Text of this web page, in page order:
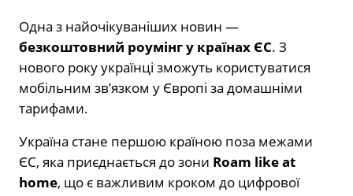
Одна з найочікуваніших новин —
безкоштовний роумінг у країнах ЄС. З
нового року українці зможуть користуватися
мобільним зв’язком у Європі за домашніми
тарифами.
Україна стане першою країною поза межами
ЄС, яка приєднається до зони Roam like at
home, що є важливим кроком до цифрової